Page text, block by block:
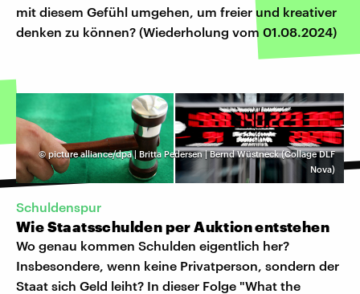
mit diesem Gefühl umgehen, um freier und kreativer
denken zu können? (Wiederholung vom 01.08.2024)
©picture alliance/dpa | Britta Pedersen | Bernd Wüstneck (Collage DLF
Nova)
Schuldenspur
Wie Staatsschulden per Auktion entstehen
Wo genau kommen Schulden eigentlich her?
Insbesondere, wenn keine Privatperson, sondern der
Staat sich Geld leiht? In dieser Folge "What the